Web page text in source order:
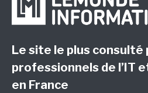
Le site le plus consulté
professionnels de l’IT
en France